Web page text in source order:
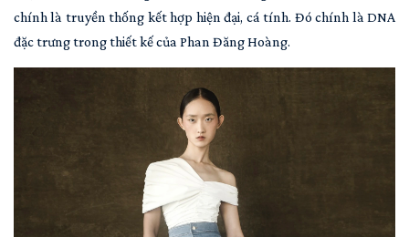
chính là truyền thống kết hợp hiện đại, cá tính. Đó chính là DNA
đặc trưng trong thiết kế của Phan Đăng Hoàng.